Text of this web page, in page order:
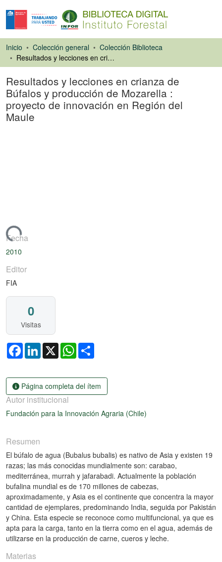
Inicio Colección general
Colección Biblioteca
Resultados y lecciones en crianza de Búfalos y producción de Mozarella : proyecto de innovación en Región del Maule
Resultados y lecciones en crianza de
Búfalos y producción de Mozarella :
proyecto de innovación en Región del
Maule
Fecha
2010
Editor
FIA
0
Visitas
FacebookLinkedIn
X WhatsApp
Página completa del ítem
Autor institucional
Fundación para la Innovación Agraria (Chile)
Resumen
El búfalo de agua (Bubalus bubalis) es nativo de Asia y existen 19
razas; las más conocidas mundialmente son: carabao,
mediterránea, murrah y jafarabadi. Actualmente la población
bufalina mundial es de 170 millones de cabezas,
aproximadamente, y Asia es el continente que concentra la mayor
cantidad de ejemplares, predominando India, seguida por Pakistán
y China. Esta especie se reconoce como multifuncional, ya que es
apta para la carga, tanto en la tierra como en el agua, además de
utilizarse en la producción de carne, cueros y leche.
Materias